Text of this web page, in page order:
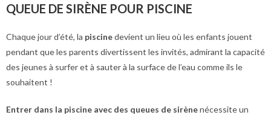
QUEUE DE SIRÈNE POUR PISCINE
Chaque jour d’été, la piscinedevient un lieu où les enfants jouent
pendant que les parents divertissent les invités, admirant la capacité
des jeunes à surfer et à sauter à la surface de l’eau comme ils le
souhaitent !
Entrer dans la piscine avec des queues de sirènenécessite un